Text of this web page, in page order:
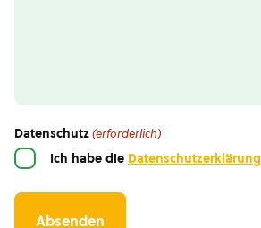
Datenschutz(erforderlich)
Ich habe die Datenschutzerklärung